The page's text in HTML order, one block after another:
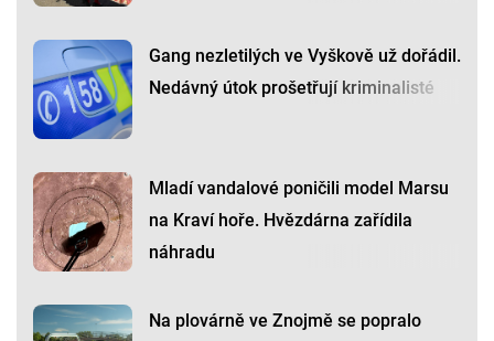
Gang nezletilých ve Vyškově už dořádil.
Nedávný útok prošetřují kriminalisté
Mladí vandalové poničili model Marsu
na Kraví hoře. Hvězdárna zařídila
náhradu
Na plovárně ve Znojmě se popralo